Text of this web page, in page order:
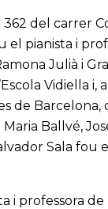
del carrer
el pianista i
Julià i
Vidiella i,
de Barcelona,
Ballvé,
Sala fou
i professora